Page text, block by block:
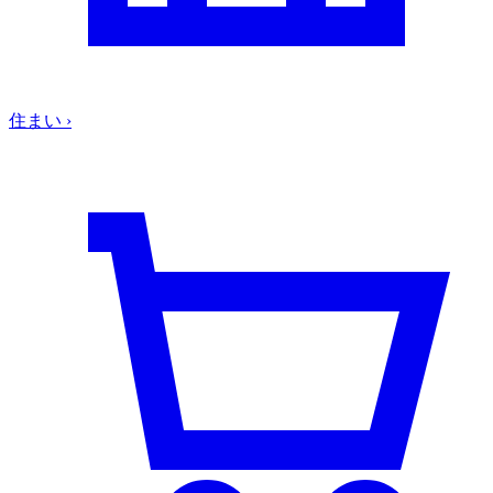
住まい ›